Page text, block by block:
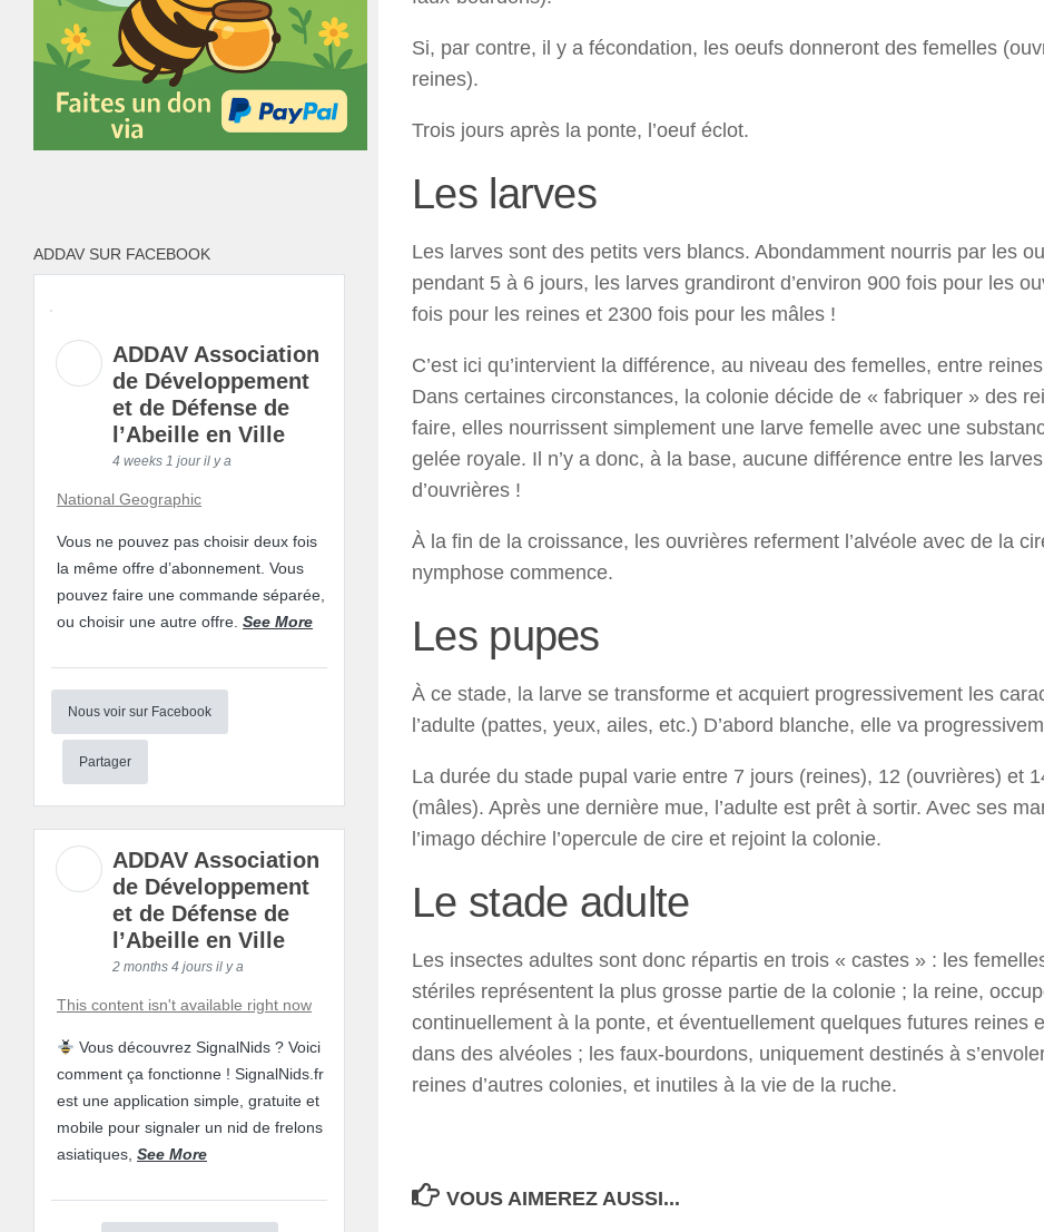
Si, par contre, il y a fécondation, les oeufs donneront des femelles
reines).
Trois jours après la ponte, l’oeuf éclot.
Les larves
Les larves sont des petits vers blancs. Abondamment nourris par les
pendant 5 à 6 jours, les larves grandiront d’environ 900 fois pour les
fois pour les reines et 2300 fois pour les mâles !
C’est ici qu’intervient la différence, au niveau des femelles, entre
Dans certaines circonstances, la colonie décide de « fabriquer » des
faire, elles nourrissent simplement une larve femelle avec une
gelée royale. Il n’y a donc, à la base, aucune différence entre les
d’ouvrières !
À la fin de la croissance, les ouvrières referment l’alvéole avec de la
nymphose commence.
Les pupes
À ce stade, la larve se transforme et acquiert progressivement les
l’adulte (pattes, yeux, ailes, etc.) D’abord blanche, elle va
La durée du stade pupal varie entre 7 jours (reines), 12 (ouvrières) et
(mâles). Après une dernière mue, l’adulte est prêt à sortir. Avec ses
l’imago déchire l’opercule de cire et rejoint la colonie.
Le stade adulte
Les insectes adultes sont donc répartis en trois « castes » : les
stériles représentent la plus grosse partie de la colonie ; la reine,
continuellement à la ponte, et éventuellement quelques futures reines
dans des alvéoles ; les faux-bourdons, uniquement destinés à
reines d’autres colonies, et inutiles à la vie de la ruche.
VOUS AIMEREZ AUSSI...
ADDAV SUR FACEBOOK
ADDAV Association
de Développement
et de Défense de
l’Abeille en Ville
4 weeks 1 jour il y a
National Geographic
Vous ne pouvez pas choisir deux fois
la même offre d’abonnement. Vous
pouvez faire une commande séparée,
ou choisir une autre offre. See More
Nous voir sur Facebook
Partager
ADDAV Association
de Développement
et de Défense de
l’Abeille en Ville
2 months 4 jours il y a
This content isn't available right now
Vous découvrez SignalNids ? Voici
comment ça fonctionne ! SignalNids.fr
est une application simple, gratuite et
mobile pour signaler un nid de frelons
asiatiques, See More
l’apiculture urbaine